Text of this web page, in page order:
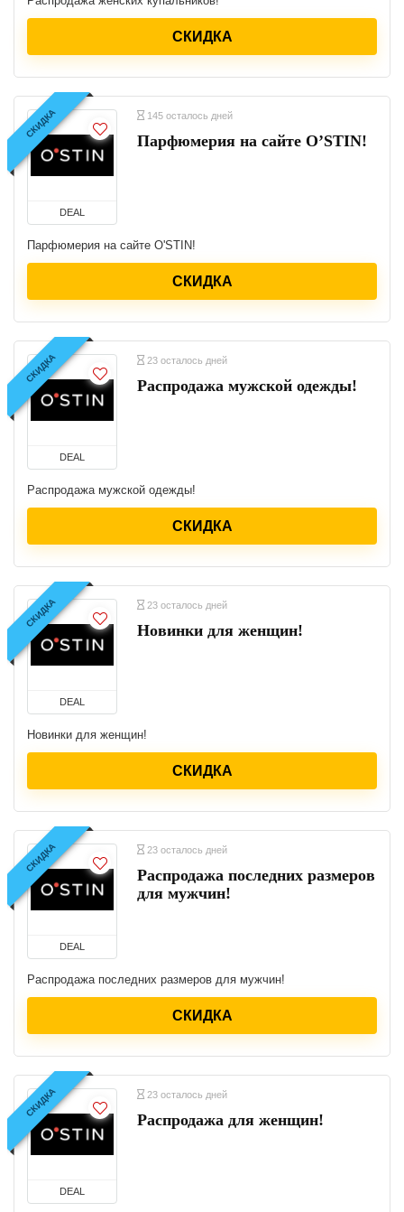
СКИДКА
СКИДКА
DEAL
145 осталось дней
Парфюмерия на сайте O’STIN!
Парфюмерия на сайте O'STIN!
СКИДКА
СКИДКА
DEAL
23 осталось дней
Распродажа мужской одежды!
Распродажа мужской одежды!
СКИДКА
СКИДКА
DEAL
23 осталось дней
Новинки для женщин!
Новинки для женщин!
СКИДКА
СКИДКА
DEAL
23 осталось дней
Распродажа последних размеров
для мужчин!
Распродажа последних размеров для мужчин!
СКИДКА
СКИДКА
DEAL
23 осталось дней
Распродажа для женщин!